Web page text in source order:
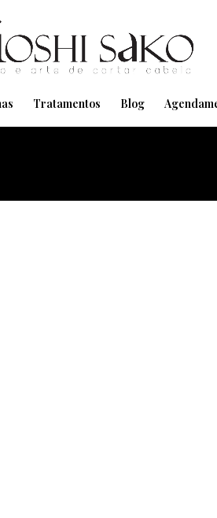
Tratamentos Blog
transformar seu Visual??
pelo Whatsapp